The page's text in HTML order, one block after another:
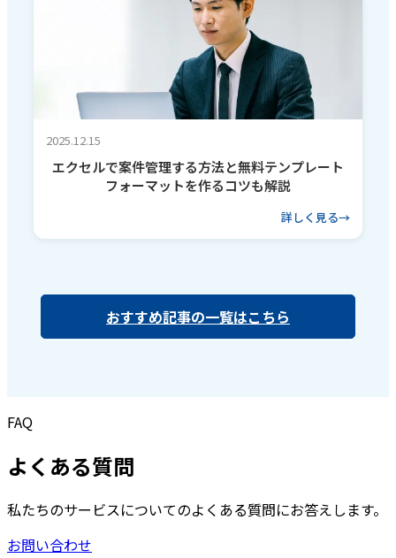
2025.12.15
エクセルで案件管理する方法と無料テンプレート
フォーマットを作るコツも解説
詳しく見る
おすすめ記事の一覧はこちら
FAQ
よくある質問
私たちのサービスについてのよくある質問にお答えします。
お問い合わせ